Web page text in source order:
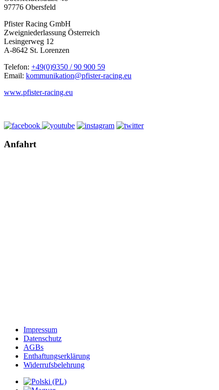
97776 Obersfeld
Pfister Racing GmbH
Zweigniederlassung Österreich
Lesingerweg 12
A-8642 St. Lorenzen
Telefon: +49(0)9350 / 90 900 59
Email: kommunikation@pfister-racing.eu
www.pfister-racing.eu
Anfahrt
Impressum
Datenschutz
AGBs
Enthaftungserklärung
Widerrufsbelehrung